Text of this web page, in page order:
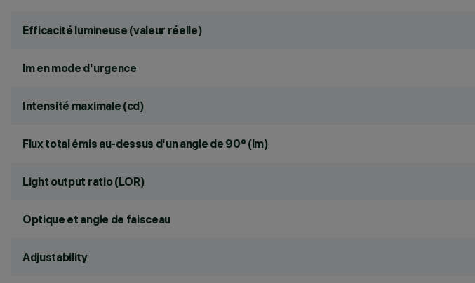
Efficacité lumineuse (valeur réelle)
lm en mode d'urgence
Intensité maximale (cd)
Flux total émis au-dessus d'un angle de 90° (lm)
Light output ratio (LOR)
Optique et angle de faisceau
Adjustability